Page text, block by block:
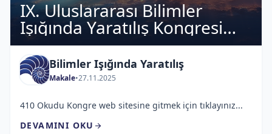
IX. Uluslararası Bilimler
Işığında Yaratılış Kongresi
Sonuç Bildirgesi
Bilimler Işığında Yaratılış
Makale•27.11.2025
410 Okudu Kongre web sitesine gitmek için tıklayınız...
DEVAMINI OKU arrow_forward